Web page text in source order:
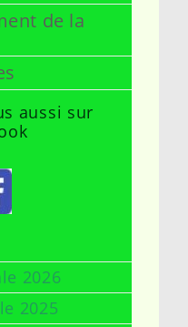
de la
aussi sur
2026
2025